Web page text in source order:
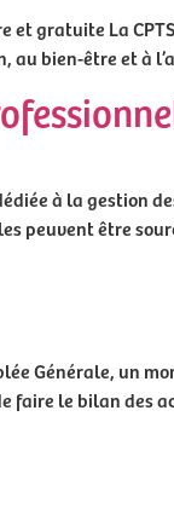
et gratuite La
au bien-être et à
à la
peuvent être
Générale, un
faire le bilan des